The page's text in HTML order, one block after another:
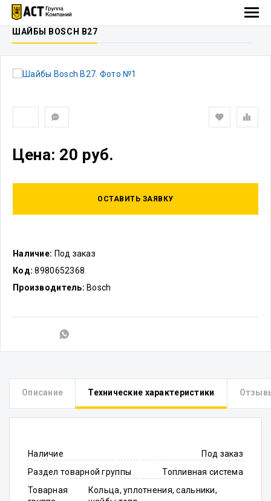
ШАЙБЫ BOSCH B27
Наличие: Под заказ
Код: 8980652368
Производитель: Bosch
Цена: 20 руб.
ОСТАВИТЬ ЗАЯВКУ
Описание Технические характеристики
Наличие
Под заказ
Раздел товарной группы
Топливная система
Товарная
Кольца, уплотнения, сальники,